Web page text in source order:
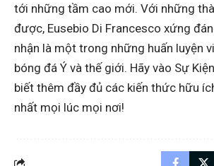
tới những tầm cao mới. Với những
được, Eusebio Di Francesco xứng
nhận là một trong những huấn luyện
bóng đá Ý và thế giới. Hãy vào Sự
biết thêm đầy đủ các kiến thức hữu
nhất mọi lúc mọi nơi!